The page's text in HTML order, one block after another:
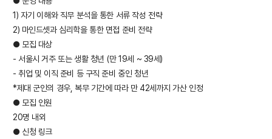
1) 자기 이해와 직무 분석을 통한 서류 작성 전략
2) 마인드셋과 심리학을 통한 면접 준비 전략
● 모집 대상
- 서울시 거주 또는 생활 청년 (만 19세 ~ 39세)
- 취업 및 이직 준비 등 구직 준비 중인 청년
*제대 군인의 경우, 복무 기간에 따라 만 42세까지 가산 인정
● 모집 인원
20명 내외
● 신청 링크